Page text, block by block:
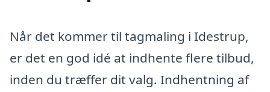
Når det kommer til tagmaling i Idestrup,
er det en god idé at indhente flere tilbud,
inden du træffer dit valg. Indhentning af